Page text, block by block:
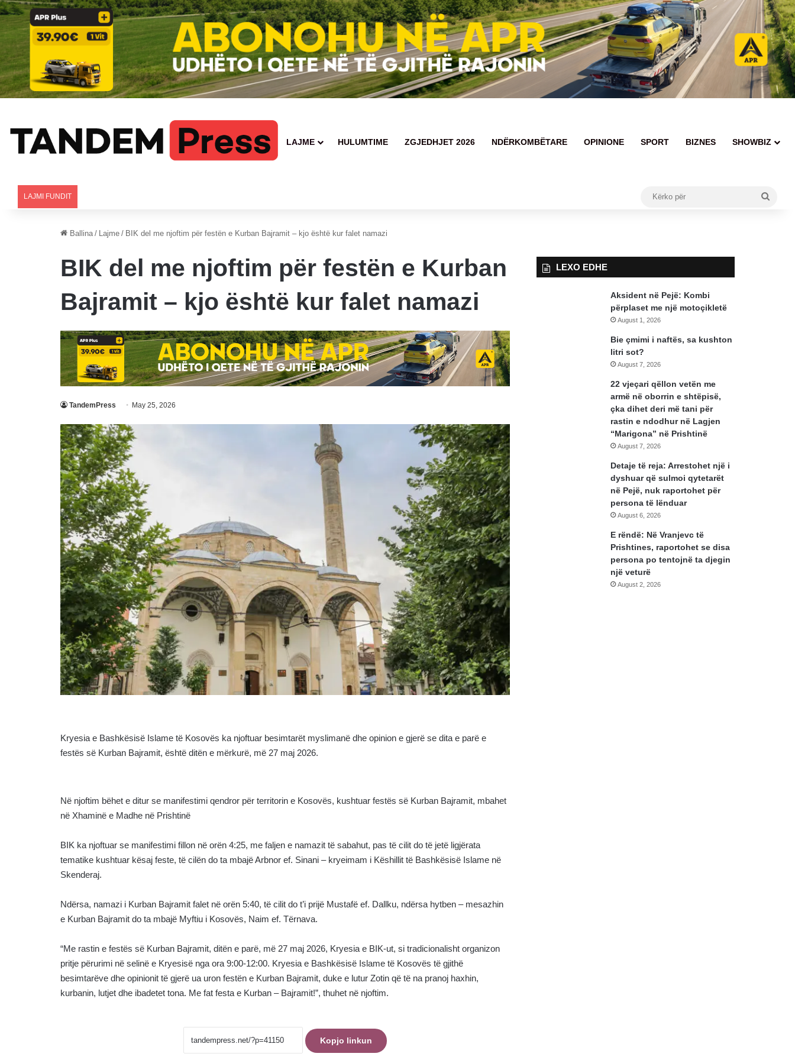
LAJME HULUMTIME ZGJEDHJET 2026 NDËRKOMBËTARE OPINIONE SPORT BIZNES SHOWBIZ
LAJMI FUNDIT
Ballina / Lajme / BIK del me njoftim për festën e Kurban Bajramit – kjo është kur falet namazi
BIK del me njoftim për festën e Kurban
Bajramit – kjo është kur falet namazi
TandemPress May 25, 2026
Kryesia e Bashkësisë Islame të Kosovës ka njoftuar besimtarët myslimanë dhe opinion e gjerë se dita e parë e
festës së Kurban Bajramit, është ditën e mërkurë, më 27 maj 2026.
Në njoftim bëhet e ditur se manifestimi qendror për territorin e Kosovës, kushtuar festës së Kurban Bajramit, mbahet
në Xhaminë e Madhe në Prishtinë
BIK ka njoftuar se manifestimi fillon në orën 4:25, me faljen e namazit të sabahut, pas të cilit do të jetë ligjërata
tematike kushtuar kësaj feste, të cilën do ta mbajë Arbnor ef. Sinani – kryeimam i Këshillit të Bashkësisë Islame në
Skenderaj.
Ndërsa, namazi i Kurban Bajramit falet në orën 5:40, të cilit do t’i prijë Mustafë ef. Dallku, ndërsa hytben – mesazhin
e Kurban Bajramit do ta mbajë Myftiu i Kosovës, Naim ef. Tërnava.
“Me rastin e festës së Kurban Bajramit, ditën e parë, më 27 maj 2026, Kryesia e BIK-ut, si tradicionalisht organizon
pritje përurimi në selinë e Kryesisë nga ora 9:00-12:00. Kryesia e Bashkësisë Islame të Kosovës të gjithë
besimtarëve dhe opinionit të gjerë ua uron festën e Kurban Bajramit, duke e lutur Zotin që të na pranoj haxhin,
kurbanin, lutjet dhe ibadetet tona. Me fat festa e Kurban – Bajramit!”, thuhet në njoftim.
Kopjo linkun
LEXO EDHE
Aksident në Pejë: Kombi
përplaset me një motoçikletë
August 1, 2026
Bie çmimi i naftës, sa kushton
litri sot?
August 7, 2026
22 vjeçari qëllon vetën me
armë në oborrin e shtëpisë,
çka dihet deri më tani për
rastin e ndodhur në Lagjen
“Marigona” në Prishtinë
August 7, 2026
Detaje të reja: Arrestohet një i
dyshuar që sulmoi qytetarët
në Pejë, nuk raportohet për
persona të lënduar
August 6, 2026
E rëndë: Në Vranjevc të
Prishtines, raportohet se disa
persona po tentojnë ta djegin
një veturë
August 2, 2026